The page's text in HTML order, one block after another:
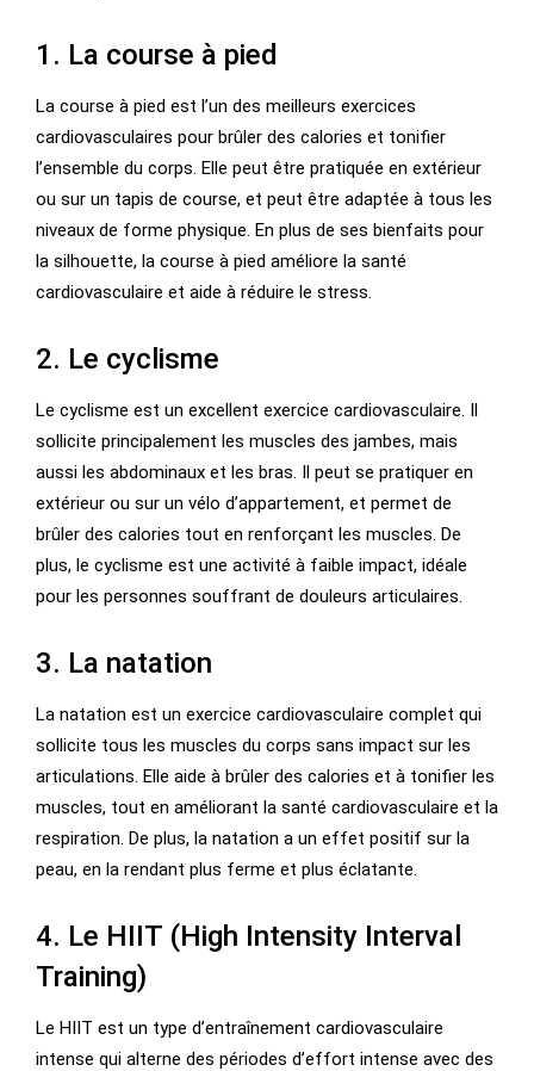
1. La course à pied
La course à pied est l’un des meilleurs exercices
cardiovasculaires pour brûler des calories et tonifier
l’ensemble du corps. Elle peut être pratiquée en extérieur
ou sur un tapis de course, et peut être adaptée à tous les
niveaux de forme physique. En plus de ses bienfaits pour
la silhouette, la course à pied améliore la santé
cardiovasculaire et aide à réduire le stress.
2. Le cyclisme
Le cyclisme est un excellent exercice cardiovasculaire. Il
sollicite principalement les muscles des jambes, mais
aussi les abdominaux et les bras. Il peut se pratiquer en
extérieur ou sur un vélo d’appartement, et permet de
brûler des calories tout en renforçant les muscles. De
plus, le cyclisme est une activité à faible impact, idéale
pour les personnes souffrant de douleurs articulaires.
3. La natation
La natation est un exercice cardiovasculaire complet qui
sollicite tous les muscles du corps sans impact sur les
articulations. Elle aide à brûler des calories et à tonifier les
muscles, tout en améliorant la santé cardiovasculaire et la
respiration. De plus, la natation a un effet positif sur la
peau, en la rendant plus ferme et plus éclatante.
4. Le HIIT (High Intensity Interval
Training)
Le HIIT est un type d’entraînement cardiovasculaire
intense qui alterne des périodes d’effort intense avec des